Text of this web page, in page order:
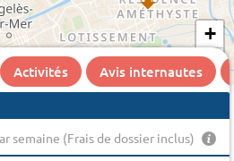
+
−
Activités Avis internautes
semaine (Frais de dossier inclus)